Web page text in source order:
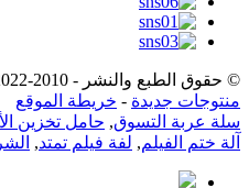
© حقوق الطبع والنشر - 2010-2022: جميع الحقوق محفوظة.
منتوجات جديدة - خريطة الموقع
سلة عربة التسوق, حامل تخزين
آلة ختم الفيلم, لفة فيلم تمتد,